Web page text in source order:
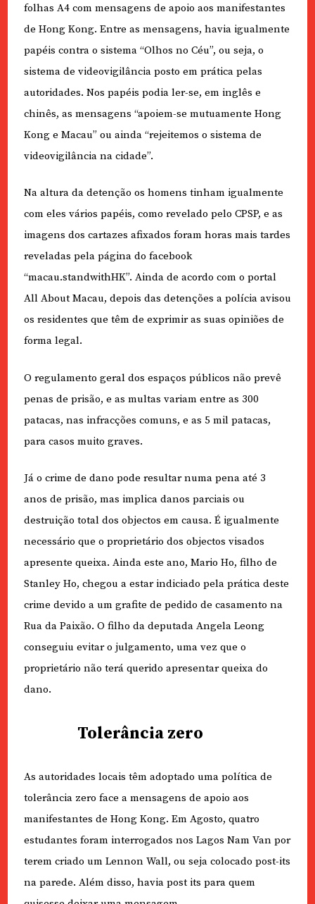
folhas A4 com mensagens de apoio aos manifestantes
de Hong Kong. Entre as mensagens, havia igualmente
papéis contra o sistema “Olhos no Céu”, ou seja, o
sistema de videovigilância posto em prática pelas
autoridades. Nos papéis podia ler-se, em inglês e
chinês, as mensagens “apoiem-se mutuamente Hong
Kong e Macau” ou ainda “rejeitemos o sistema de
videovigilância na cidade”.
Na altura da detenção os homens tinham igualmente
com eles vários papéis, como revelado pelo CPSP, e as
imagens dos cartazes afixados foram horas mais tardes
reveladas pela página do facebook
“macau.standwithHK”. Ainda de acordo com o portal
All About Macau, depois das detenções a polícia avisou
os residentes que têm de exprimir as suas opiniões de
forma legal.
O regulamento geral dos espaços públicos não prevê
penas de prisão, e as multas variam entre as 300
patacas, nas infracções comuns, e as 5 mil patacas,
para casos muito graves.
Já o crime de dano pode resultar numa pena até 3
anos de prisão, mas implica danos parciais ou
destruição total dos objectos em causa. É igualmente
necessário que o proprietário dos objectos visados
apresente queixa. Ainda este ano, Mario Ho, filho de
Stanley Ho, chegou a estar indiciado pela prática deste
crime devido a um grafite de pedido de casamento na
Rua da Paixão. O filho da deputada Angela Leong
conseguiu evitar o julgamento, uma vez que o
proprietário não terá querido apresentar queixa do
dano.
Tolerância zero
As autoridades locais têm adoptado uma política de
tolerância zero face a mensagens de apoio aos
manifestantes de Hong Kong. Em Agosto, quatro
estudantes foram interrogados nos Lagos Nam Van por
terem criado um Lennon Wall, ou seja colocado post-its
na parede. Além disso, havia post its para quem